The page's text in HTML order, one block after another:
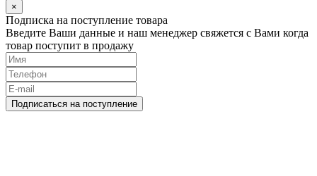
×
Подписка на поступление товара
Введите Ваши данные и наш менеджер свяжется с Вами когда
товар поступит в продажу